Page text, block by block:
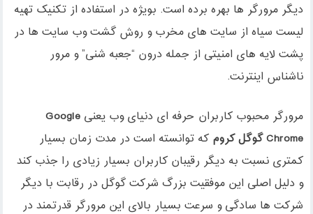
دیگر مرورگر ها بهره برده است. بویژه در استفاده از تکنیک تهیه
لیست سیاه از سایت های مخرب و روش گشت وب سایت ها در
پشت لایه های امنیتی از جمله درون “جعبه شنی” و مرور
ناشناس اینترنت.
مرورگر محبوب کاربران حرفه ای دنیای وب یعنیGoogle
Chrome گوگل کروم که توانسته است در مدت زمان بسیار
کمتری نسبت به دیگر رقیبان کاربران بسیار زیادی را جذب کند
و دلیل اصلی این موفقیت بزرگ شرکت گوگل در رقابت با دیگر
شرکت ها سادگی و سرعت بسیار بالای این مرورگر قدرتمند در